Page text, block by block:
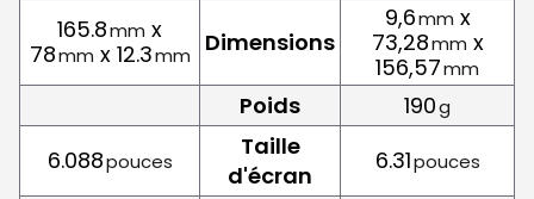
165.8mm x
78mm x 12.3mm Dimensions
9,6mm x
73,28mm x
156,57mm
Poids 190g
6.088pouces
Taille
d'écran
6.31pouces